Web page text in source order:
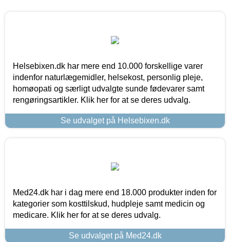
Helsebixen.dk har mere end 10.000 forskellige varer
indenfor naturlægemidler, helsekost, personlig pleje,
homøopati og særligt udvalgte sunde fødevarer samt
rengøringsartikler. Klik her for at se deres udvalg.
Se udvalget på Helsebixen.dk
Med24.dk har i dag mere end 18.000 produkter inden for
kategorier som kosttilskud, hudpleje samt medicin og
medicare. Klik her for at se deres udvalg.
Se udvalget på Med24.dk